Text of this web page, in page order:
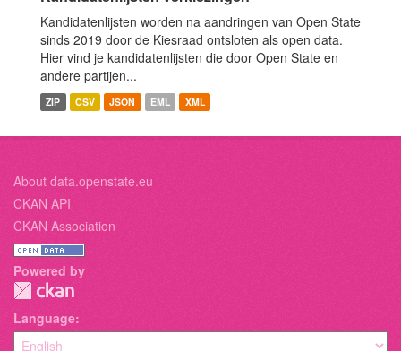
Kandidatenlijsten worden na aandringen van Open State
sinds 2019 door de Kiesraad ontsloten als open data.
Hier vind je kandidatenlijsten die door Open State en
andere partijen...
ZIP CSV JSON EML XML
About data.openstate.eu
CKAN API
CKAN Association
Powered by
Language